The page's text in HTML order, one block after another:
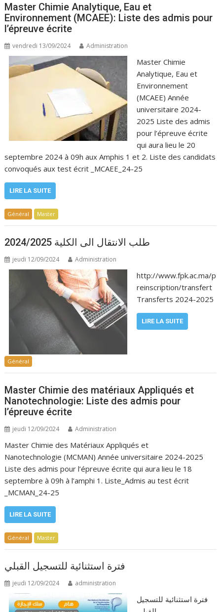
Master Chimie Analytique, Eau et
Environnement (MCAEE): Liste des admis pour
l’épreuve écrite
vendredi 13/09/2024 Administration
Master Chimie
Analytique, Eau et
Environnement
(MCAEE) Année
universitaire 2024-
2025 Liste des admis
pour l’épreuve écrite
qui aura lieu le 20
septembre 2024 à 09h aux Amphis 1 et 2. Liste des candidats
convoqués aux test écrit _MCAEE_24-25
LIRE LA SUITE
Général Master
طلب الانتقال الى الكلية 2024/2025
jeudi 12/09/2024 Administration
http://www.fpk.ac.ma/p
reinscription/transfert
Transferts 2024-2025
LIRE LA SUITE
Général
Master Chimie des matériaux Appliqués et
Nanotechnologie: Liste des admis pour
l’épreuve écrite
jeudi 12/09/2024 Administration
Master Chimie des Matériaux Appliqués et
Nanotechnologie (MCMAN) Année universitaire 2024-2025
Liste des admis pour l’épreuve écrite qui aura lieu le 18
septembre à 09h à l’amphi 1. Liste_Admis au test écrit
_MCMAN_24-25
LIRE LA SUITE
Général Master
فترة استثنائية للتسجيل القبلي
jeudi 12/09/2024 administration
فترة استثنائية للتسجيل